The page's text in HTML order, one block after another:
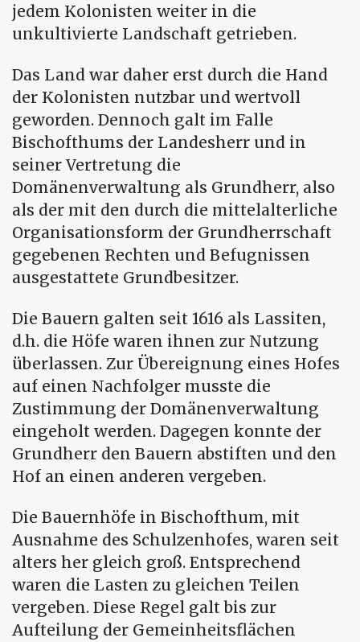
jedem Kolonisten weiter in die
unkultivierte Landschaft getrieben.
Das Land war daher erst durch die Hand
der Kolonisten nutzbar und wertvoll
geworden. Dennoch galt im Falle
Bischofthums der Landesherr und in
seiner Vertretung die
Domänenverwaltung als Grundherr, also
als der mit den durch die mittelalterliche
Organisationsform der Grundherrschaft
gegebenen Rechten und Befugnissen
ausgestattete Grundbesitzer.
Die Bauern galten seit 1616 als Lassiten,
d.h. die Höfe waren ihnen zur Nutzung
überlassen. Zur Übereignung eines Hofes
auf einen Nachfolger musste die
Zustimmung der Domänenverwaltung
eingeholt werden. Dagegen konnte der
Grundherr den Bauern abstiften und den
Hof an einen anderen vergeben.
Die Bauernhöfe in Bischofthum, mit
Ausnahme des Schulzenhofes, waren seit
alters her gleich groß. Entsprechend
waren die Lasten zu gleichen Teilen
vergeben. Diese Regel galt bis zur
Aufteilung der Gemeinheitsflächen